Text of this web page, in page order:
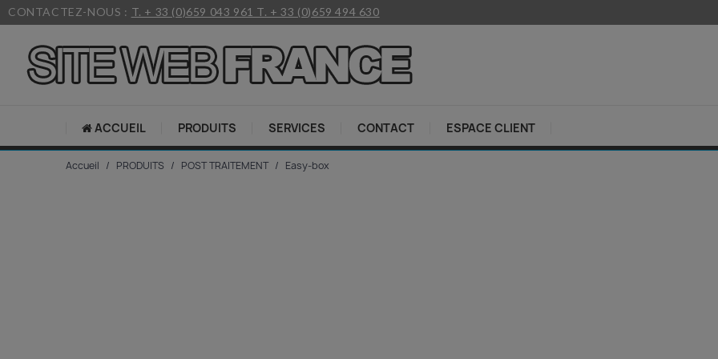
CONTACTEZ-NOUS : T. + 33 (0)659 043 961 T. + 33 (0)659 494 630
ACCUEIL PRODUITS SERVICES CONTACT ESPACE CLIENT
Accueil PRODUITS POST TRAITEMENT Easy-box